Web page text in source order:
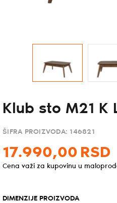
Klub sto M21 K
ŠIFRA PROIZVODA: 146821
17.990,00 RSD
Cena važi za kupovinu u
DIMENZIJE PROIZVODA